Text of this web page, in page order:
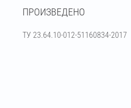
шоколадный
ПРОИЗВЕДЕНО
ТУ 23.64.10-012-51160834-2017